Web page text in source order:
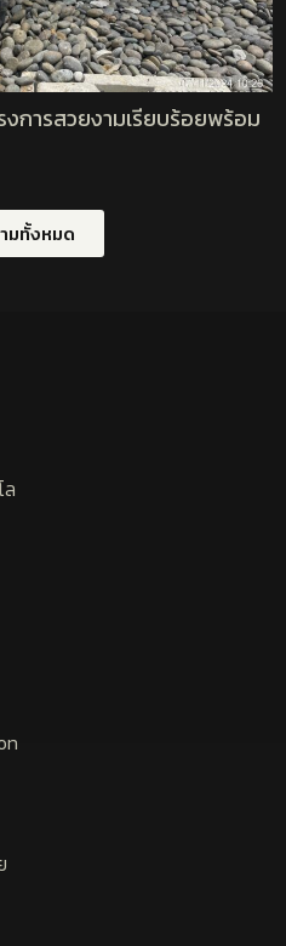
การสวยงามเรียบร้อยพร้อม
มทั้งหมด